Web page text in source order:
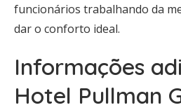
funcionários trabalhando da
dar o conforto ideal.
Informações
Hotel Pullman